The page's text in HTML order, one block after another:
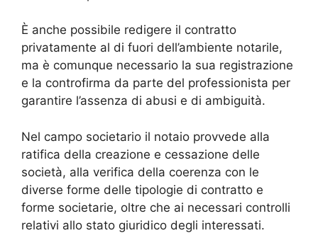
È anche possibile redigere il contratto
privatamente al di fuori dell’ambiente notarile,
ma è comunque necessario la sua registrazione
e la controfirma da parte del professionista per
garantire l’assenza di abusi e di ambiguità.
Nel campo societario il notaio provvede alla
ratifica della creazione e cessazione delle
società, alla verifica della coerenza con le
diverse forme delle tipologie di contratto e
forme societarie, oltre che ai necessari controlli
relativi allo stato giuridico degli interessati.